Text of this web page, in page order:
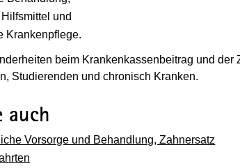
und
Krankenpflege.
beim Krankenkassenbeitrag und
Studierenden und chronisch Kranken.
auch
Vorsorge und Behandlung, Zahnersatz